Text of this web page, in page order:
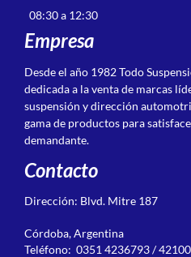
08:30 a 12:30
Empresa
Desde el año 1982 Todo
dedicada a la venta de marcas
suspensión y dirección
gama de productos para
demandante.
Contacto
Dirección: Blvd. Mitre 187
Córdoba, Argentina
Teléfono: 0351 4236793 /